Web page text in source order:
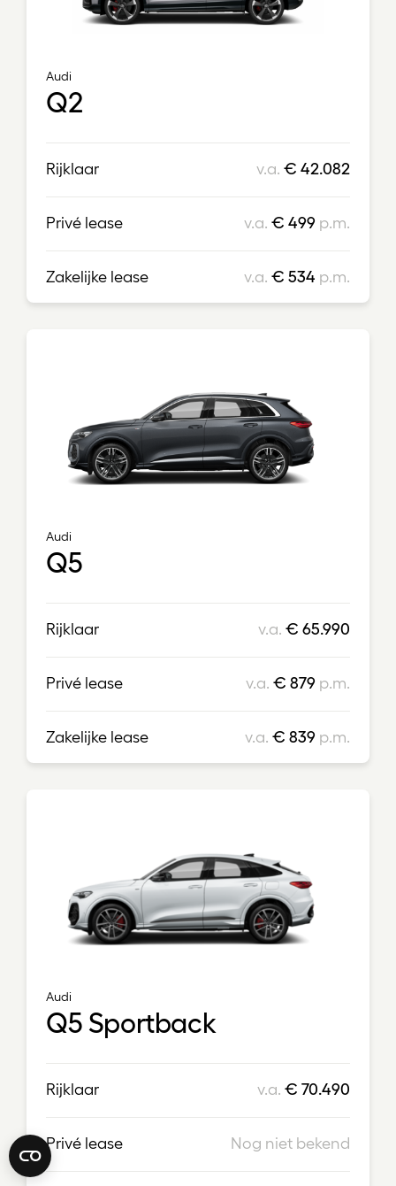
Audi
Q2
Rijklaar v.a.€ 42.082
Privé lease v.a.€ 499 p.m.
Zakelijke lease v.a.€ 534 p.m.
Audi
Q5
Rijklaar v.a.€ 65.990
Privé lease v.a.€ 879 p.m.
Zakelijke lease v.a.€ 839 p.m.
Audi
Q5 Sportback
Rijklaar v.a.€ 70.490
Privé lease Nog niet bekend